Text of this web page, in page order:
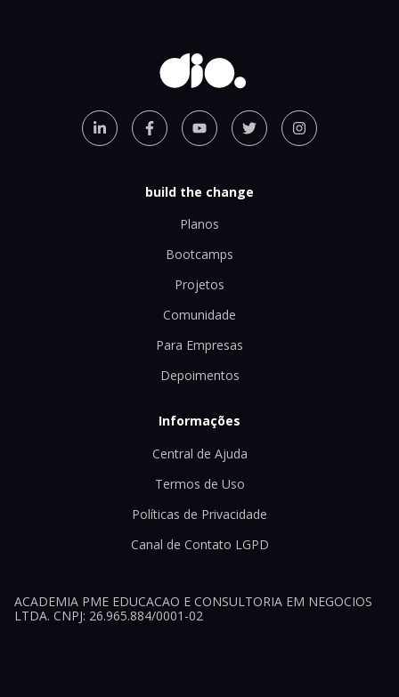
build the change
Planos
Bootcamps
Projetos
Comunidade
Para Empresas
Depoimentos
Informações
Central de Ajuda
Termos de Uso
Políticas de Privacidade
Canal de Contato LGPD
ACADEMIA PME EDUCACAO E CONSULTORIA EM NEGOCIOS
LTDA. CNPJ: 26.965.884/0001-02